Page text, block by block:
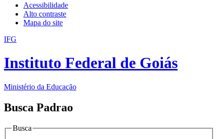
Acessibilidade
Alto contraste
Mapa do site
IFG
Instituto Federal de Goiás
Ministério da Educação
Busca Padrao
Busca